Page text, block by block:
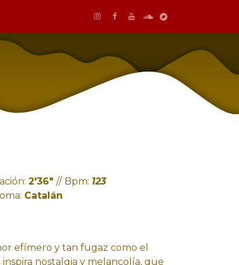
2'36" // Bpm: 123
Catalán
efímero y tan fugaz como el
nostalgia y melancolía, que